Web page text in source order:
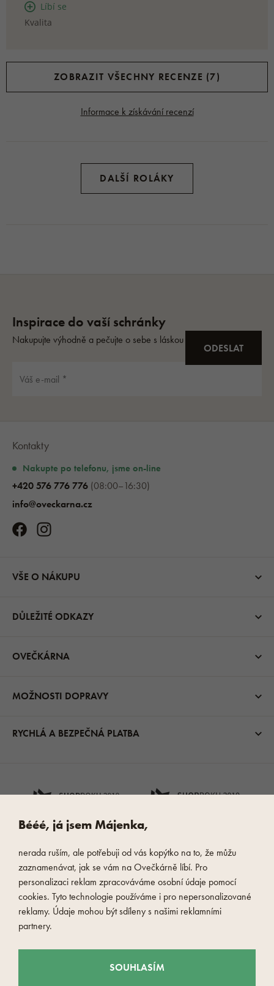
Líbí se
Kvalita
ZOBRAZIT VŠECHNY RECENZE (7)
Informace k získávání recenzí
DALŠÍ ROLÁKY
Kontakty
Nakupte po telefonu, jsme on-line
+420 576 776 776 (08:00–16:30)
info@oveckarna.cz
VŠE O NÁKUPU
DŮLEŽITÉ ODKAZY
OVEČKÁRNA
MOŽNOSTI DOPRAVY
RYCHLÁ A BEZPEČNÁ PLATBA
Bééé, já jsem Májenka,
nerada ruším, ale potřebuji od vás kopýtko na to, že můžu
zaznamenávat, jak se vám na Ovečkárně líbí. Pro
personalizaci reklam zpracováváme osobní údaje pomocí
cookies. Tyto technologie používáme i pro nepersonalizované
reklamy. Údaje mohou být sdíleny s našimi reklamními
partnery.
SOUHLASÍM